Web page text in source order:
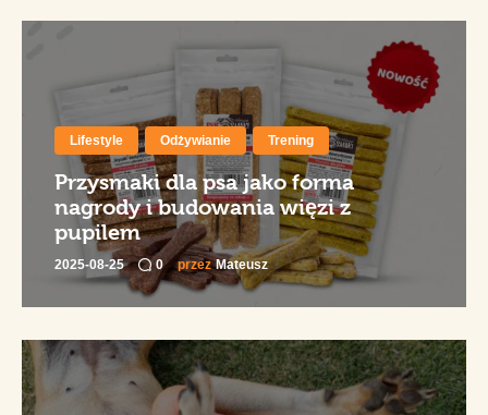
Lifestyle Odżywianie Trening
Przysmaki dla psa jako forma
nagrody i budowania więzi z
pupilem
2025-08-25 0 przez Mateusz